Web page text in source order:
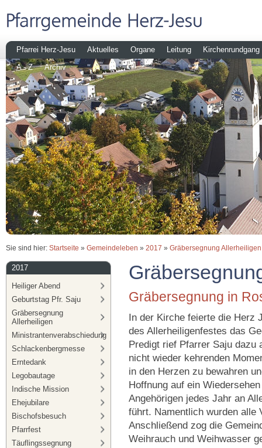
Pfarrei Herz-Jesu Aktuelles Organe Leitung
Kirchenrundgang
A - Z
Archiv
Sie sind hier: Startseite » Gemeindeleben » 2017 » Gräbersegnung Allerheiligen
2017
Heiliger Abend
Geburtstag Pfr. Saju
Gräbersegnung
Allerheiligen
Ministrantenverabschiedung
Schlackenbergmesse
Erntedank
Legobautage
Indische Mission
Ehejubilare
Bischofsbesuch
Pfarrfest
Täuflingssegnung
Gräbersegnung in
In der Kirche feierte die Herz
des Allerheiligenfestes das
Predigt rief Pfarrer Saju dazu
nicht wieder kehrenden
in den Herzen zu bewahren
Hoffnung auf ein
Angehörigen jedes Jahr an
führt. Namentlich wurden alle
Anschließend zog die
Weihrauch und Weihwasser